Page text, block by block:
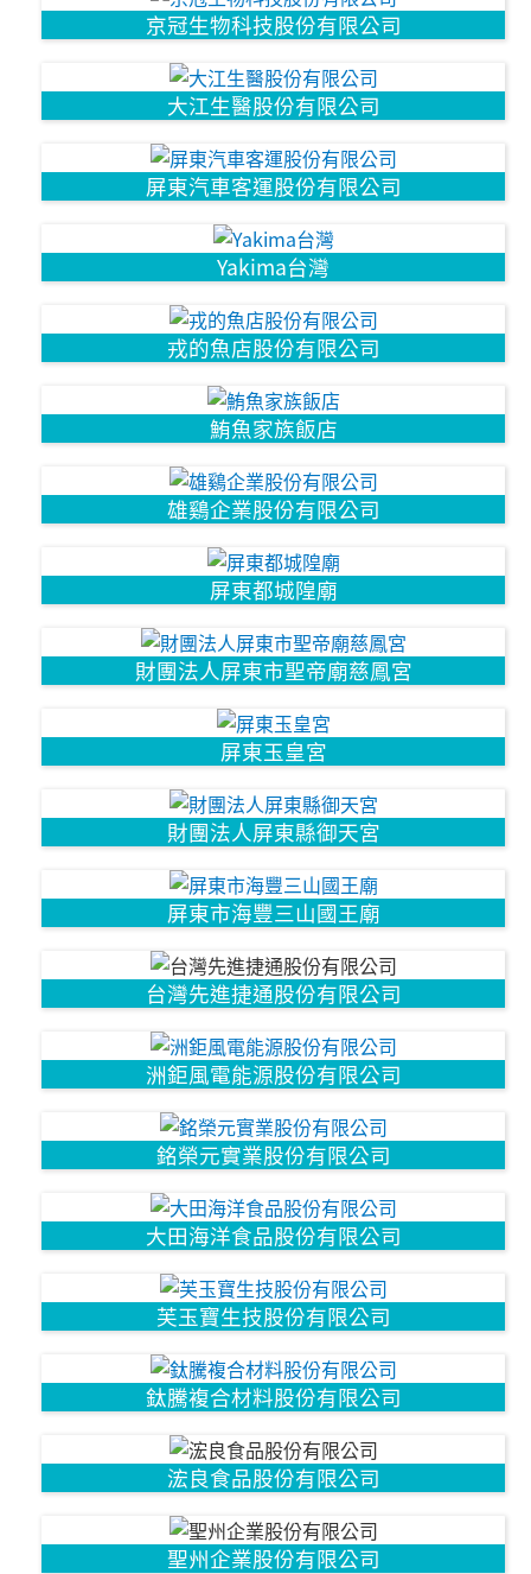
京冠生物科技股份有限公司
大江生醫股份有限公司
屏東汽車客運股份有限公司
Yakima台灣
戎的魚店股份有限公司
鮪魚家族飯店
雄鷄企業股份有限公司
屏東都城隍廟
財團法人屏東市聖帝廟慈鳳宮
屏東玉皇宮
財團法人屏東縣御天宮
屏東市海豐三山國王廟
台灣先進捷通股份有限公司
洲鉅風電能源股份有限公司
銘榮元實業股份有限公司
大田海洋食品股份有限公司
芙玉寶生技股份有限公司
鈦騰複合材料股份有限公司
浤良食品股份有限公司
聖州企業股份有限公司